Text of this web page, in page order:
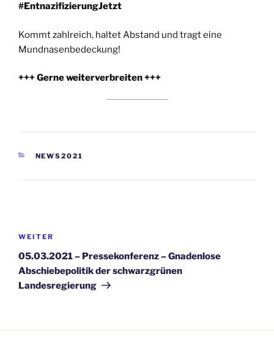
#EntnazifizierungJetzt
Kommt zahlreich, haltet Abstand und tragt eine
Mundnasenbedeckung!
+++ Gerne weiterverbreiten +++
KATEGORIEN
NEWS2021
Nächster
Beitrag
WEITER
05.03.2021 – Pressekonferenz – Gnadenlose
Abschiebepolitik der schwarzgrünen
Landesregierung